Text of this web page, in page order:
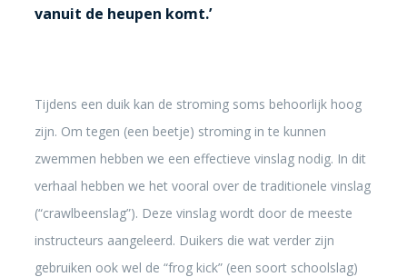
vanuit de heupen komt.’
Tijdens een duik kan de stroming soms behoorlijk hoog
zijn. Om tegen (een beetje) stroming in te kunnen
zwemmen hebben we een effectieve vinslag nodig. In dit
verhaal hebben we het vooral over de traditionele vinslag
(“crawlbeenslag”). Deze vinslag wordt door de meeste
instructeurs aangeleerd. Duikers die wat verder zijn
gebruiken ook wel de “frog kick” (een soort schoolslag)